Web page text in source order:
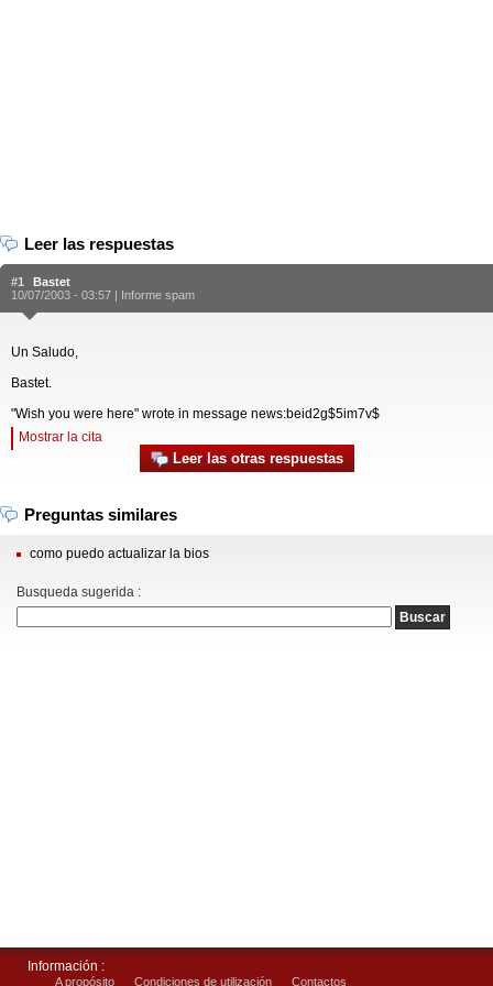
Leer las respuestas
#1
Bastet
10/07/2003 - 03:57 | Informe spam
Un Saludo,
Bastet.
"Wish you were here" wrote in message news:beid2g$5im7v$
Mostrar la cita
Leer las otras respuestas
Preguntas similares
como puedo actualizar la bios
Busqueda sugerida :
Información :
A propósito Condiciones de utilización Contactos